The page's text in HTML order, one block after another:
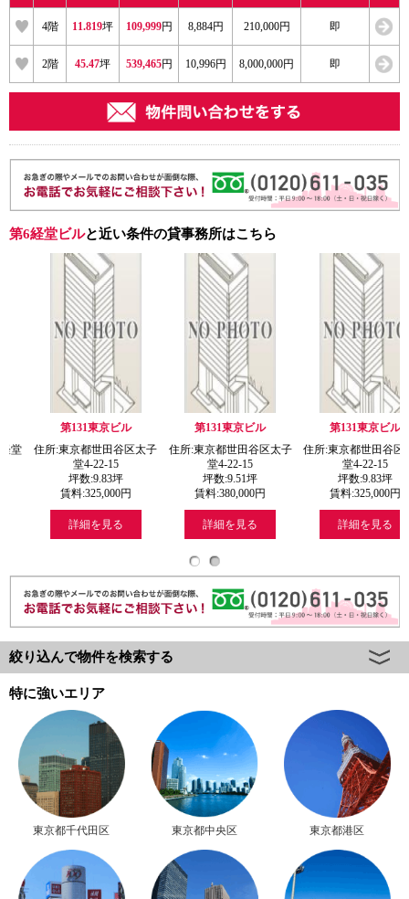
4階 11.819坪 109,999円 8,884円 210,000円 即
2階 45.47坪 539,465円 10,996円 8,000,000円 即
第6経堂ビルと近い条件の貸事務所はこちら
世田谷区太子
第131東京ビル
住所:東京都世田谷区太子
坪数:
賃料:
第131東京ビル
住所:東京都世田谷区太子
坪数:
賃料:
コー
住所:東京
坪
賃料:
絞り込んで物件を検索する
特に強いエリア
東京都千代田区 東京都中央区 東京都港区